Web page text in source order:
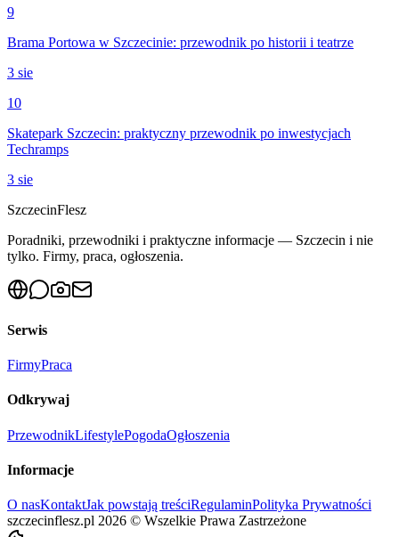
9
Brama Portowa w Szczecinie: przewodnik po historii i teatrze
3 sie
10
Skatepark Szczecin: praktyczny przewodnik po inwestycjach
Techramps
3 sie
SzczecinFlesz
Poradniki, przewodniki i praktyczne informacje — Szczecin i nie
tylko. Firmy, praca, ogłoszenia.
Serwis
FirmyPraca
Odkrywaj
PrzewodnikLifestylePogodaOgłoszenia
Informacje
O nasKontaktJak powstają treściRegulaminPolityka Prywatności
szczecinflesz.pl 2026 © Wszelkie Prawa Zastrzeżone